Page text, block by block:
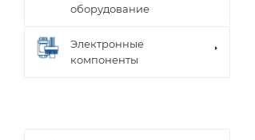
оборудование
Электронные
компоненты